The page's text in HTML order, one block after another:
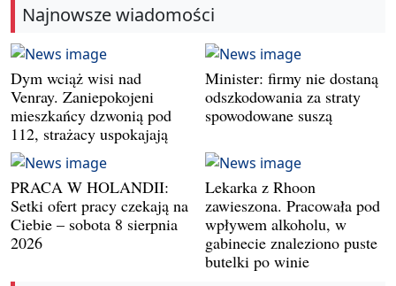
Najnowsze wiadomości
Dym wciąż wisi nad
Venray. Zaniepokojeni
mieszkańcy dzwonią pod
112, strażacy uspokajają
Minister: firmy nie dostaną
odszkodowania za straty
spowodowane suszą
PRACA W HOLANDII:
Setki ofert pracy czekają na
Ciebie – sobota 8 sierpnia
2026
Lekarka z Rhoon
zawieszona. Pracowała pod
wpływem alkoholu, w
gabinecie znaleziono puste
butelki po winie